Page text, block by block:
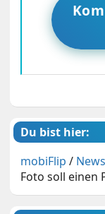
Du bist hier:
mobiFlip / News
Foto soll einen